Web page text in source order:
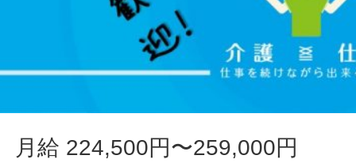
月給 224,500円〜259,000円